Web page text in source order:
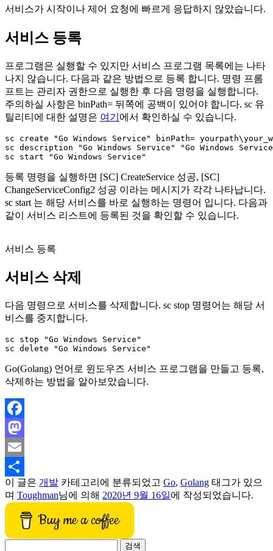
서비스가 시작이나 제어 요청에 빠르게 응답하지 않았습니다.
서비스 등록
프로그램은 실행할 수 있지만 서비스 프로그램 목록에는 나타
나지 않습니다. 다음과 같은 방법으로 등록 합니다. 명령 프롬
프트는 관리자 권한으로 실행한 후 다음 명령을 실행합니다.
주의하실 사항은 binPath= 뒤쪽에 공백이 있어야 합니다. sc 유
틸리티에 대한 설명은 여기 에서 확인하실 수 있습니다.
sc create "Go Windows Service" binPath=
sc description "Go Windows Service" "Go Windows
등록 명령을 실행하면 [SC] CreateService 성공, [SC]
ChangeServiceConfig2 성공 이라는 메시지가 각각 나타납니다.
sc start 는 해당 서비스를 바로 실행하는 명령어 입니다. 다음과
같이 서비스 리스트에 등록된 것을 확인할 수 있습니다.
서비스 등록
서비스 삭제
다음 명령으로 서비스를 삭제합니다. sc stop 명령어는 해당 서
비스를 중지합니다.
sc stop "Go Windows Service"
Go(Golang) 언어로 윈도우즈 서비스 프로그램을 만들고 등록,
삭제하는 방법을 알아보았습니다.
Facebook
Mastodon
Email
Share
이 글은 개발 카테고리에 분류되었고 Go, Golang 태그가 있으
며 Toughman님에 의해 2020년 9월 16일에 작성되었습니다.
Buy me a coffee